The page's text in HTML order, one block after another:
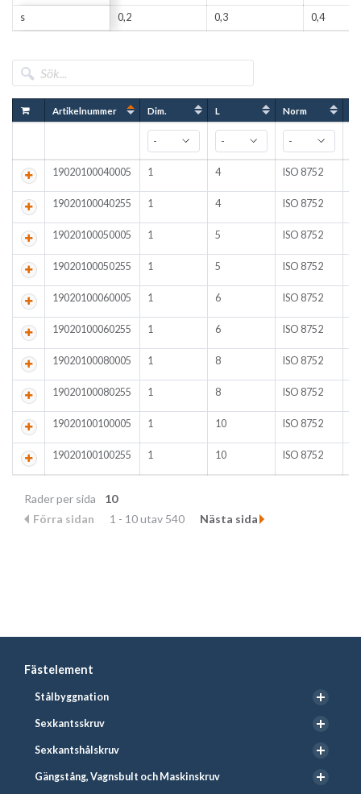
Fästelement
Stålbyggnation
Sexkantsskruv
Sexkantshålskruv
Gängstång, Vagnsbult och Maskinskruv
s 0,2 0,3 0,4
Artikelnummer Dim. L Norm
19020100040005 1 4 ISO 8752
19020100040255 1 4 ISO 8752
19020100050005 1 5 ISO 8752
19020100050255 1 5 ISO 8752
19020100060005 1 6 ISO 8752
19020100060255 1 6 ISO 8752
19020100080005 1 8 ISO 8752
19020100080255 1 8 ISO 8752
19020100100005 1 10 ISO 8752
19020100100255 1 10 ISO 8752
Rader per sida
10
Förra sidan
1 - 10 utav 540 Nästa sida